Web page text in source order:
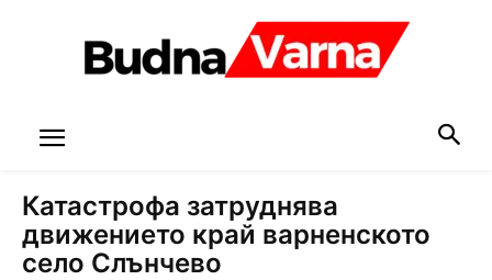
Катастрофа затруднява
движението край варненското
село Слънчево